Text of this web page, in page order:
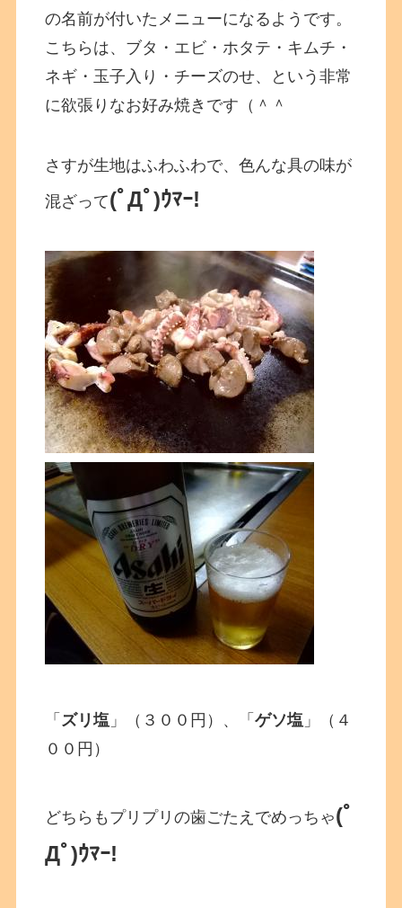
の名前が付いたメニューになるようです。
こちらは、ブタ・エビ・ホタテ・キムチ・
ネギ・玉子入り・チーズのせ、という非常
に欲張りなお好み焼きです（＾＾
さすが生地はふわふわで、色んな具の味が
混ざって(ﾟДﾟ)ｳﾏｰ!
「 ズリ塩 」（３００円）、「ゲソ塩 」（４
００円）
どちらもプリプリの歯ごたえでめっちゃ(ﾟ
Дﾟ)ｳﾏｰ!